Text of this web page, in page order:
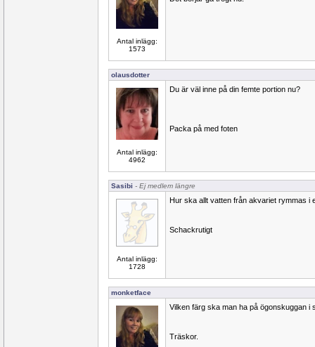
Antal inlägg:
1573
olausdotter
Antal inlägg:
4962
Du är väl inne på din femte portion nu?
Packa på med foten
Sasibi - Ej medlem längre
Antal inlägg:
1728
Hur ska allt vatten från akvariet rymmas i
Schackrutigt
monketface
Vilken färg ska man ha på ögonskuggan i
Träskor.